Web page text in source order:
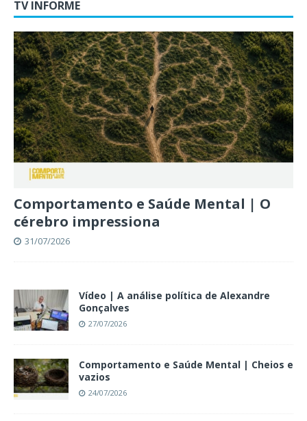
TV INFORME
Comportamento e Saúde Mental | O
cérebro impressiona
31/07/2026
Vídeo | A análise política de Alexandre
Gonçalves
27/07/2026
Comportamento e Saúde Mental | Cheios e
vazios
24/07/2026